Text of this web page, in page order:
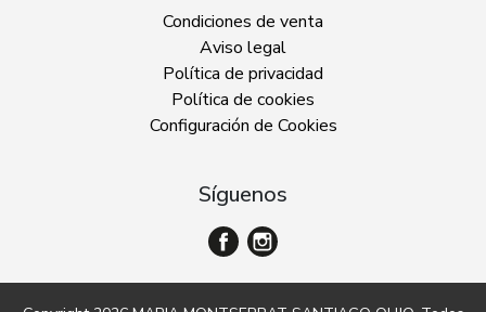
Condiciones de venta
Aviso legal
Política de privacidad
Política de cookies
Configuración de Cookies
Síguenos